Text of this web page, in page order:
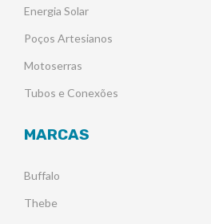
Energia Solar
Poços Artesianos
Motoserras
Tubos e Conexões
MARCAS
Buffalo
Thebe